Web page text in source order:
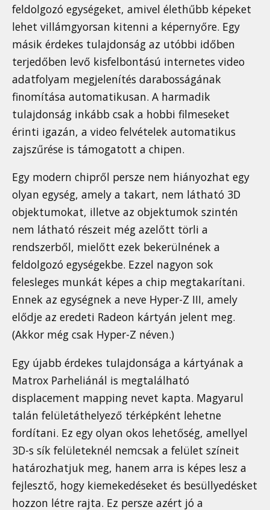
feldolgozó egységeket, amivel élethűbb képeket
lehet villámgyorsan kitenni a képernyőre. Egy
másik érdekes tulajdonság az utóbbi időben
terjedőben levő kisfelbontású internetes video
adatfolyam megjelenítés darabosságának
finomítása automatikusan. A harmadik
tulajdonság inkább csak a hobbi filmeseket
érinti igazán, a video felvételek automatikus
zajszűrése is támogatott a chipen.
Egy modern chipről persze nem hiányozhat egy
olyan egység, amely a takart, nem látható 3D
objektumokat, illetve az objektumok szintén
nem látható részeit még azelőtt törli a
rendszerből, mielőtt ezek bekerülnének a
feldolgozó egységekbe. Ezzel nagyon sok
felesleges munkát képes a chip megtakarítani.
Ennek az egységnek a neve Hyper-Z III, amely
elődje az eredeti Radeon kártyán jelent meg.
(Akkor még csak Hyper-Z néven.)
Egy újabb érdekes tulajdonsága a kártyának a
Matrox Parheliánál is megtalálható
displacement mapping nevet kapta. Magyarul
talán felületáthelyező térképként lehetne
fordítani. Ez egy olyan okos lehetőség, amellyel
3D-s sík felületeknél nemcsak a felület színeit
határozhatjuk meg, hanem arra is képes lesz a
fejlesztő, hogy kiemekedéseket és besüllyedésket
hozzon létre rajta. Ez persze azért jó a